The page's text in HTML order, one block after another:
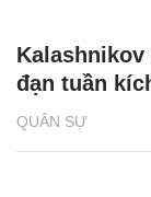
QUÂN SỰ
đạn tuần